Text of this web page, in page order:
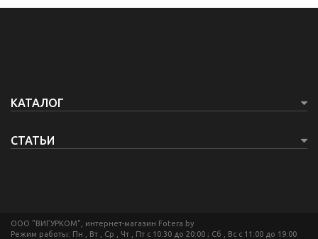
КАТАЛОГ
СТАТЬИ
ООО "ВИГУРКОМ", интернет-магазин Fotera.by
Режим работы: Пн , Вт , Ср , Чт , Пт c 10:30 до 20:00 ; Сб , Вс c 11:00 до 19:00